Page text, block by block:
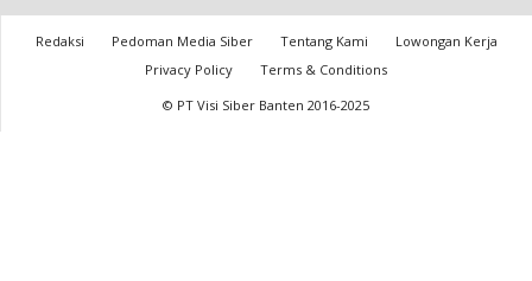
Redaksi Pedoman Media Siber Tentang Kami
Lowongan Kerja
Privacy Policy
Terms & Conditions
© PT Visi Siber Banten 2016-2025